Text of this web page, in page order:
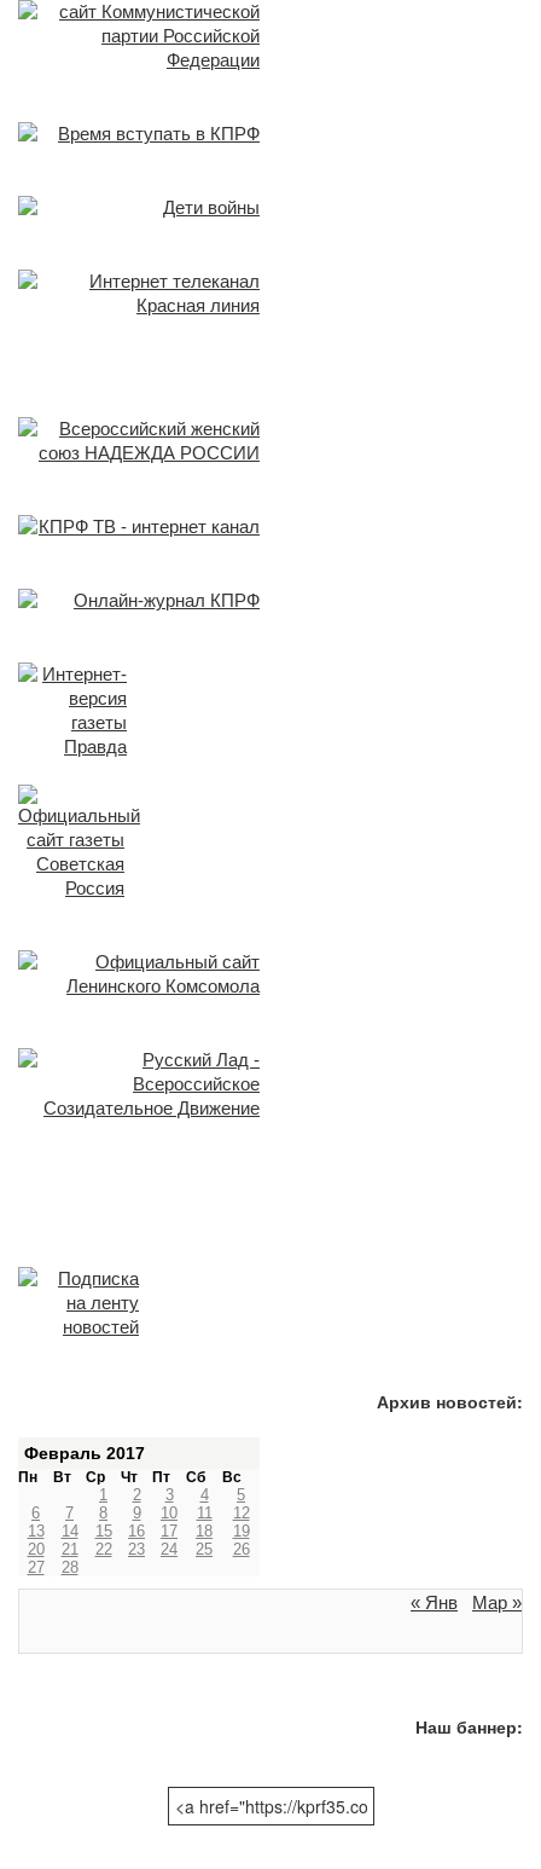
Архив новостей:
Февраль 2017
Пн Вт Ср Чт Пт Сб Вс
1 2 3 4
5
6
7 8 9 10 11
12
13
14 15 16 17 18
19
20
21 22 23 24 25
26
27
28
« Янв Мар »
Наш баннер: